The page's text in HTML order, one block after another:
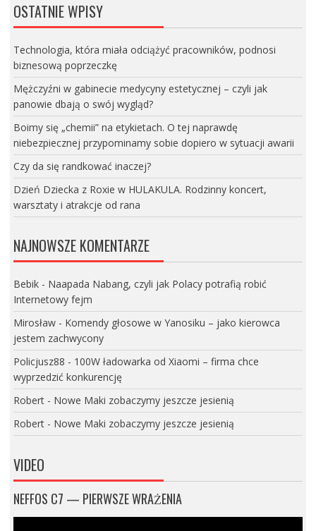
OSTATNIE WPISY
Technologia, która miała odciążyć pracowników, podnosi
biznesową poprzeczkę
Mężczyźni w gabinecie medycyny estetycznej – czyli jak
panowie dbają o swój wygląd?
Boimy się „chemii” na etykietach. O tej naprawdę
niebezpiecznej przypominamy sobie dopiero w sytuacji awarii
Czy da się randkować inaczej?
Dzień Dziecka z Roxie w HULAKULA. Rodzinny koncert,
warsztaty i atrakcje od rana
NAJNOWSZE KOMENTARZE
Bebik- Naapada Nabang, czyli jak Polacy potrafią robić
Internetowy fejm
Mirosław- Komendy głosowe w Yanosiku – jako kierowca
jestem zachwycony
Policjusz88 - 100W ładowarka od Xiaomi – firma chce
wyprzedzić konkurencję
Robert- Nowe Maki zobaczymy jeszcze jesienią
Robert- Nowe Maki zobaczymy jeszcze jesienią
VIDEO
NEFFOS C7 — PIERWSZE WRAŻENIA